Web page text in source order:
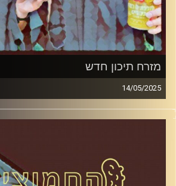
מזרח תיכון חדש
14/05/2025
המערכת הפוליטית על ספת הפסיכולוג,
דוד ופרופסור גלעד הירשברגר
קרדיט תמונות:AudioVersity